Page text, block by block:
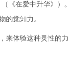
《在爱中升华》）。
的觉知力。
来体验这种灵性的力